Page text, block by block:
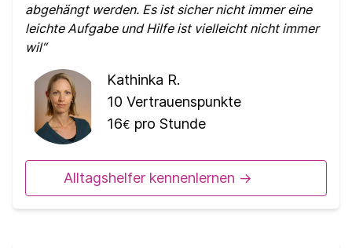
abgehängt werden. Es ist sicher nicht immer eine
leichte Aufgabe und Hilfe ist vielleicht nicht immer
wil
Kathinka R.
10 Vertrauenspunkte
16€ pro Stunde
Alltagshelfer kennenlernen ->